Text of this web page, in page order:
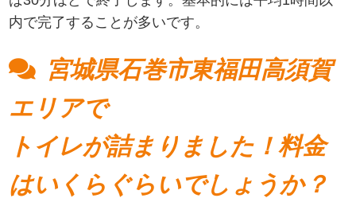
内で完了することが多いです。
宮城県石巻市東福田高須賀
エリアで
トイレが詰まりました！料金
はいくらぐらいでしょうか？